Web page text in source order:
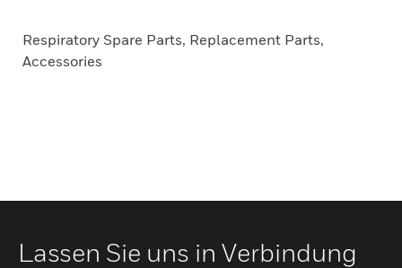
Respiratory Spare Parts, Replacement Parts,
Accessories
Lassen Sie uns in Verbindung